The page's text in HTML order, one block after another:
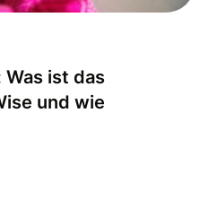
ist das
und wie